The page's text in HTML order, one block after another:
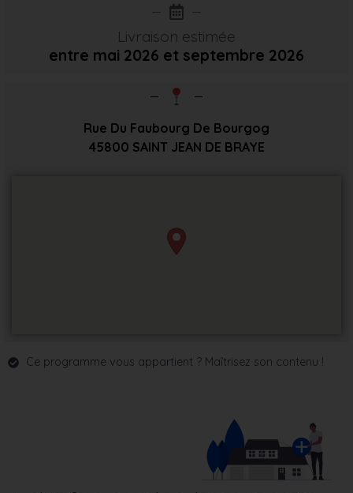
Livraison estimée
entre mai 2026 et septembre 2026
Rue Du Faubourg De Bourgog
45800 SAINT JEAN DE BRAYE
Ce programme vous appartient ? Maîtrisez son contenu !